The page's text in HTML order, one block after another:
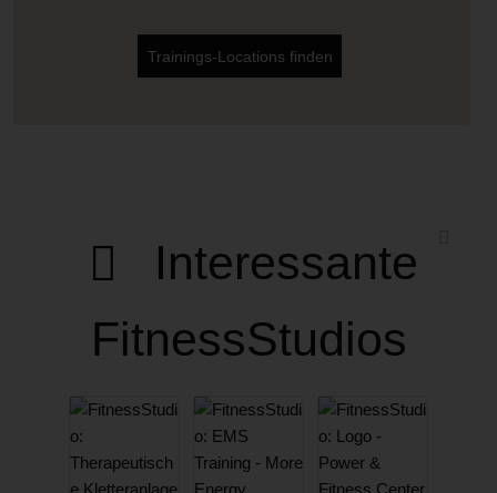
Trainings-Locations finden
Interessante
FitnessStudios